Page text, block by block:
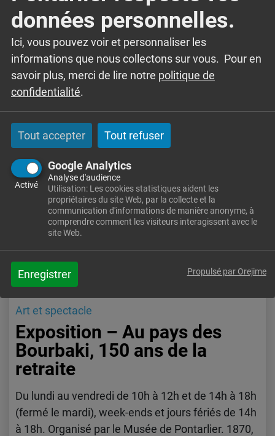
données personnelles.
Ici, vous pouvez voir et personnaliser les
informations que nous collectons sur vous. Pour en
savoir plus, merci de lire notre politique de
confidentialité.
Tout accepter Tout refuser
Google Analytics
Activé
Analyse d'audience
Utilisation: Les cookies statistiques aident les
propriétaires du site Web, par la collecte et la
communication d'informations de manière anonyme, à
comprendre comment les visiteurs interagissent avec le
site Web.
Enregistrer Propulsé par Orejime
Exposition – Au pays des
Bourbaki
1870, les Allemands ont envahi la France. L’armée
de l’Est, dite l’armée Bourbaki, est envoyée pour
libérer Belfort assiégée. Battue, elle fait retraite
vers Lyon en passant par Pontarlier. Encerclée par
les Allemands, elle finit par demander son
internement en Suisse neutre.
1
MAR
31
JAN
Art et spectacle
Exposition – Au pays des
Bourbaki, 150 ans de la
retraite
Du lundi au vendredi de 10h à 12h et de 14h à 18h
(fermé le mardi), week-ends et jours fériés de 14h
à 18h. Organisé par le Musée de Pontarlier. 1870,
Lire l'article